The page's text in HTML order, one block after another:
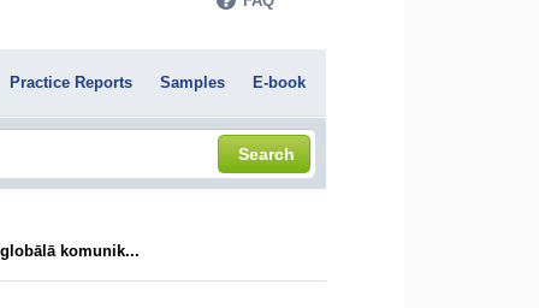
Practice Reports Samples E-book
Search
komunik...